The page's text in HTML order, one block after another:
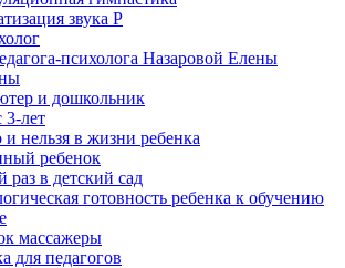
звука Р
психолога Назаровой Елены
и дошкольник
3-лет
нельзя в жизни ребенка
ребенок
раз в детский сад
готовность ребенка к обучению
массажеры
для педагогов